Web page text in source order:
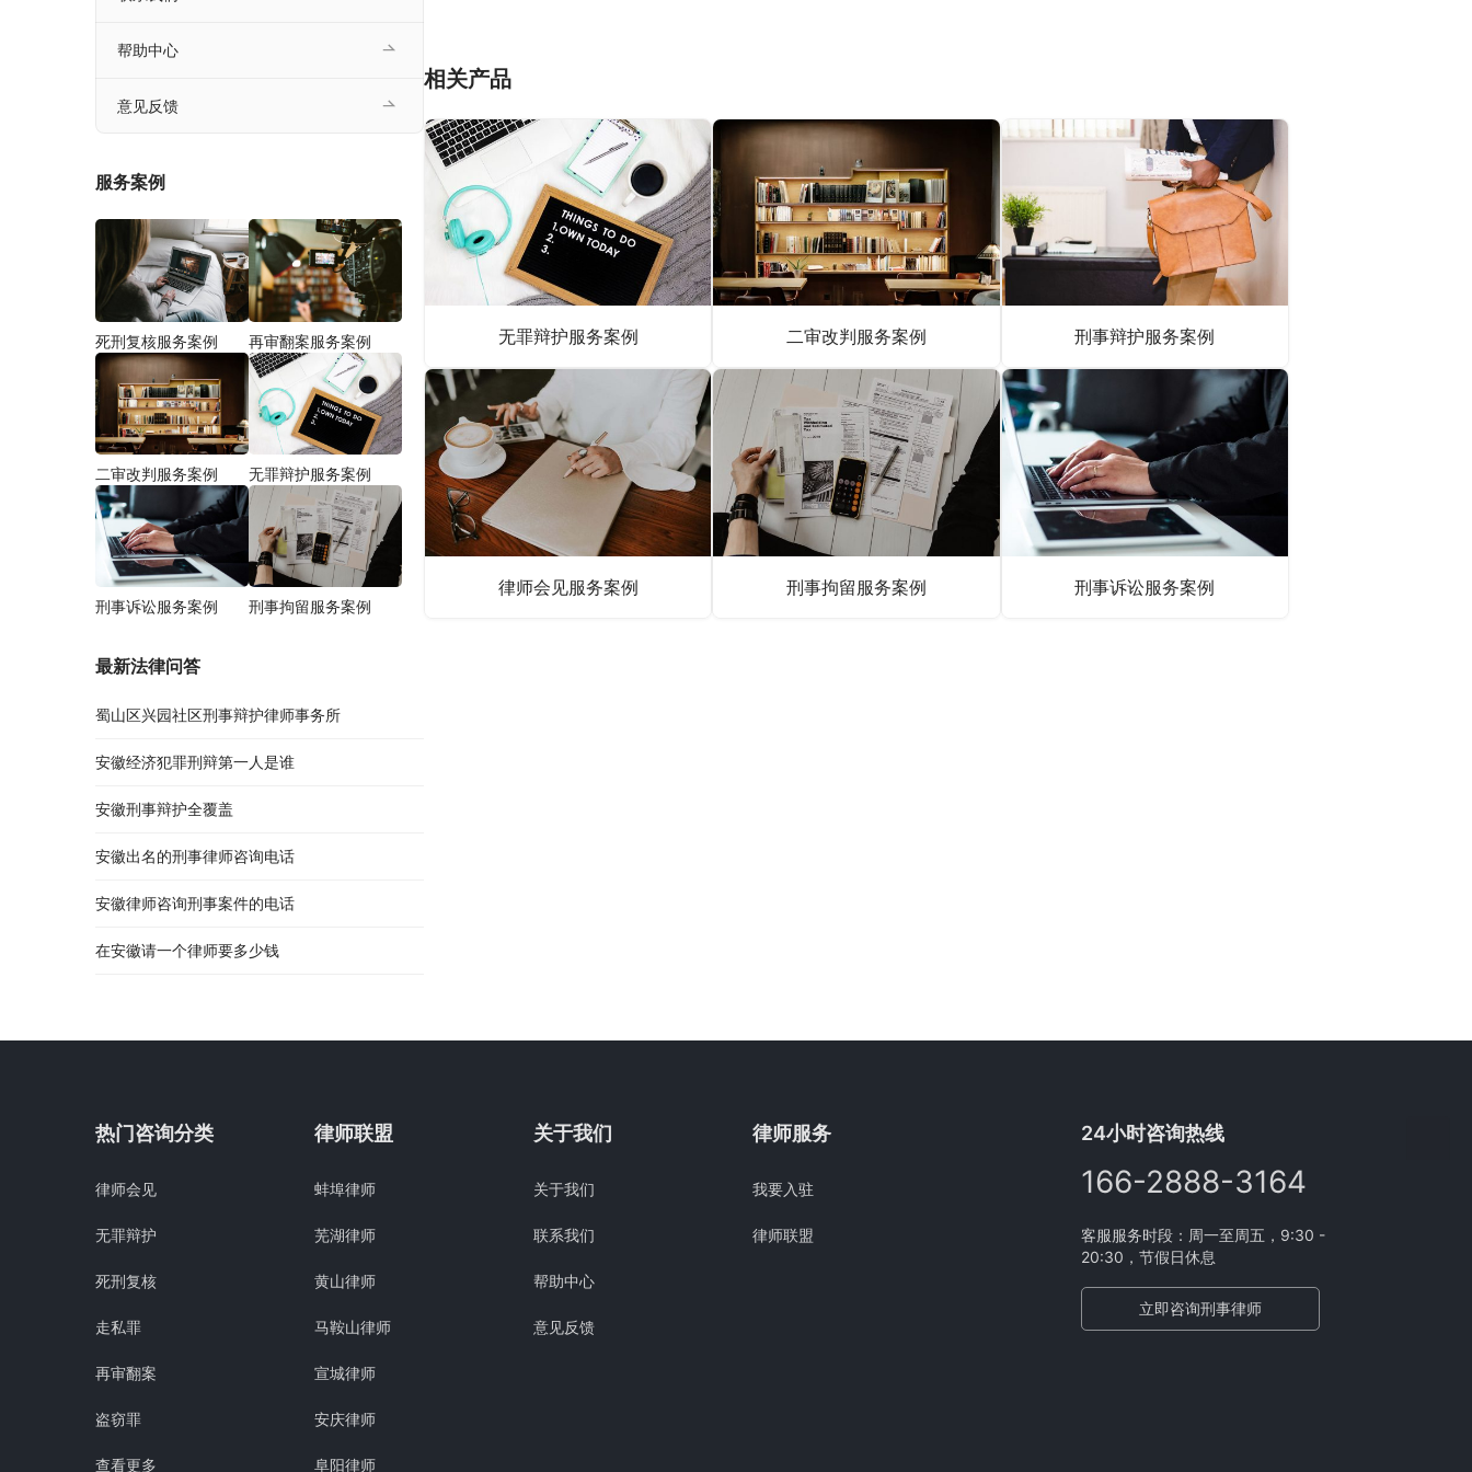
相关产品
无罪辩护服务案例 二审改判服务案例 刑事辩护服务案例
律师会见服务案例 刑事拘留服务案例 刑事诉讼服务案例
帮助中心
意见反馈
服务案例
死刑复核服务案例 再审翻案服务案例
二审改判服务案例 无罪辩护服务案例
刑事诉讼服务案例 刑事拘留服务案例
最新法律问答
蜀山区兴园社区刑事辩护律师事务所
安徽经济犯罪刑辩第一人是谁
安徽刑事辩护全覆盖
安徽出名的刑事律师咨询电话
安徽律师咨询刑事案件的电话
在安徽请一个律师要多少钱
热门咨询分类
律师会见
无罪辩护
死刑复核
走私罪
再审翻案
盗窃罪
查看更多
律师联盟
蚌埠律师
芜湖律师
黄山律师
马鞍山律师
宣城律师
安庆律师
阜阳律师
关于我们
关于我们
联系我们
帮助中心
意见反馈
律师服务
我要入驻
律师联盟
24小时咨询热线
166-2888-3164
客服服务时段：周一至周五，9:30 -
20:30，节假日休息
立即咨询刑事律师